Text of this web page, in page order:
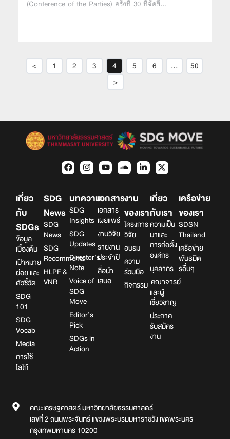
(Conference of the Parties) ครั้งที่ 30 ที่จัดขึ้…
< 1 2 3 4 5 6 …
50
>
เกี่ยว
กับ
SDGs
ข้อมูล
เบื้องต้น
เป้าหมาย
ย่อย และ
ตัวชี้วัด
SDG
101
SDG
Vocab
Media
การใช้
โลโก้
SDG
News
SDG
News
SDG
Recomments
HLPF &
VNR
บทความ
SDG
Insights
SDG
Updates
Director’s
Note
Voice of
SDG
Move
Editor’s
Pick
SDGs in
Action
เอกสาร
เอกสาร
เผยแพร่
งานวิจัย
รายงาน
ประจำปี
สื่อนำ
เสนอ
งาน
ของเรา
โครงการ
วิจัย
อบรม
ความ
ร่วมมือ
กิจกรรม
เกี่ยว
กับเรา
ความเป็น
มาและ
การก่อตั้ง
องค์กร
บุคลากร
คณาจารย์
และผู้
เชี่ยวชาญ
ประกาศ
รับสมัคร
งาน
เครือข่าย
ของเรา
SDSN
Thailand
เครือข่าย
พันธมิต
รอื่นๆ
คณะเศรษฐศาสตร์ มหาวิทยาลัยธรรมศาสตร์
เลขที่ 2 ถนนพระจันทร์ แขวงพระบรมมหาราชวัง เขตพระนคร
กรุงเทพมหานคร 10200